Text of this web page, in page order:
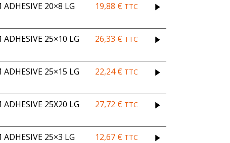
20×8 LG
19,88 € TTC
25×10 LG
26,33 € TTC
25×15 LG
22,24€ TTC
25X20 LG
27,72 € TTC
25×3 LG
12,67 € TTC